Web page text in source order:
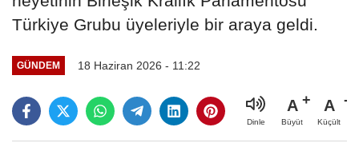
Türkiye Grubu üyeleriyle bir araya geldi.
GÜNDEM 18 Haziran 2026 - 11:22
Dinle
A
Büyüt
A
Küçült